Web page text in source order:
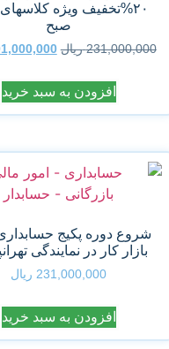
۲۰%تخفیف ویژه
صبح
231,000,000 ریال
افزودن به سبد خرید
شروع دوره پکیج
بازار کار در نمایندگی
231,000,000 ریال
افزودن به سبد خرید